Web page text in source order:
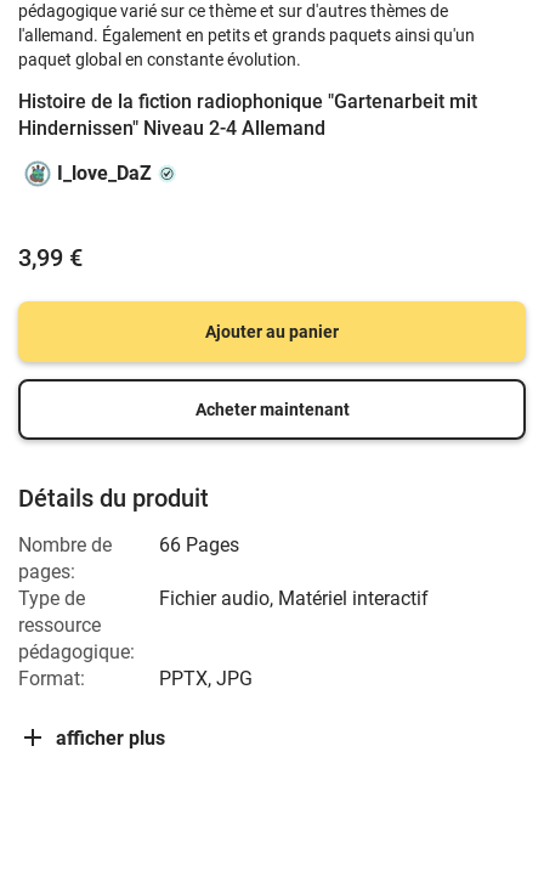
pédagogique varié sur ce thème et sur d'autres thèmes de
l'allemand. Également en petits et grands paquets ainsi qu'un
paquet global en constante évolution.
Histoire de la fiction radiophonique "Gartenarbeit mit
Hindernissen" Niveau 2-4 Allemand
I_love_DaZ
3,99 €
Ajouter au panier
Acheter maintenant
Détails du produit
Nombre de
pages:
66 Pages
Type de
ressource
pédagogique:
Fichier audio, Matériel interactif
Format: PPTX, JPG
afficher plus